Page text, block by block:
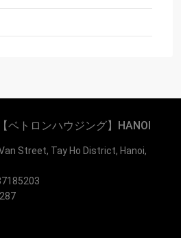
ベトロンハウジング】HANOI
Street, Tay Ho District, Hanoi,